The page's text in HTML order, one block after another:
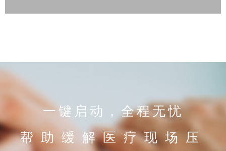
一键启动，全程无忧
帮助缓解医疗现场压